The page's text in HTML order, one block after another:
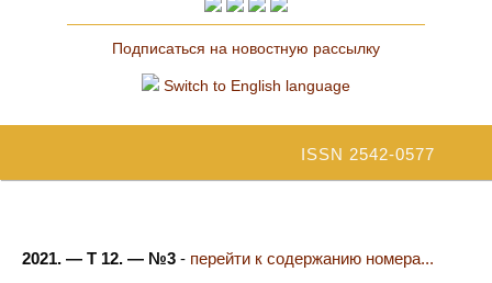
Подписаться на новостную рассылку
Switch to English language
ISSN 2542-0577
2021. — Т 12. — №3 - перейти к содержанию номера...